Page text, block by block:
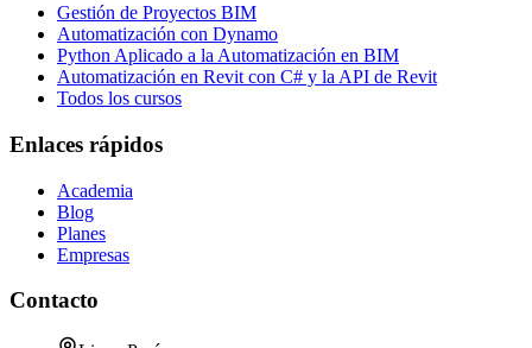
Gestión de Proyectos BIM
Automatización con Dynamo
Python Aplicado a la Automatización en BIM
Automatización en Revit con C# y la API de Revit
Todos los cursos
Enlaces rápidos
Academia
Blog
Planes
Empresas
Contacto